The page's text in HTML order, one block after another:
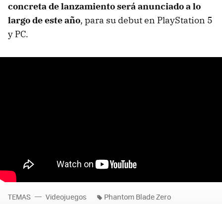
concreta de lanzamiento será anunciado a lo
largo de este año, para su debut en PlayStation 5
y PC.
TEMAS Videojuegos Phantom Blade Zero